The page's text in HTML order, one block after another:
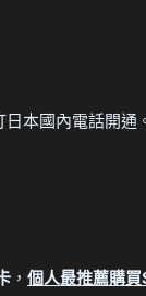
本國內電話開通
， 個人最推薦購買